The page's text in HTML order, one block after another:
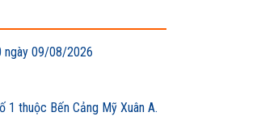
ngày 09/08/2026
thuộc Bến Cảng Mỹ Xuân A.